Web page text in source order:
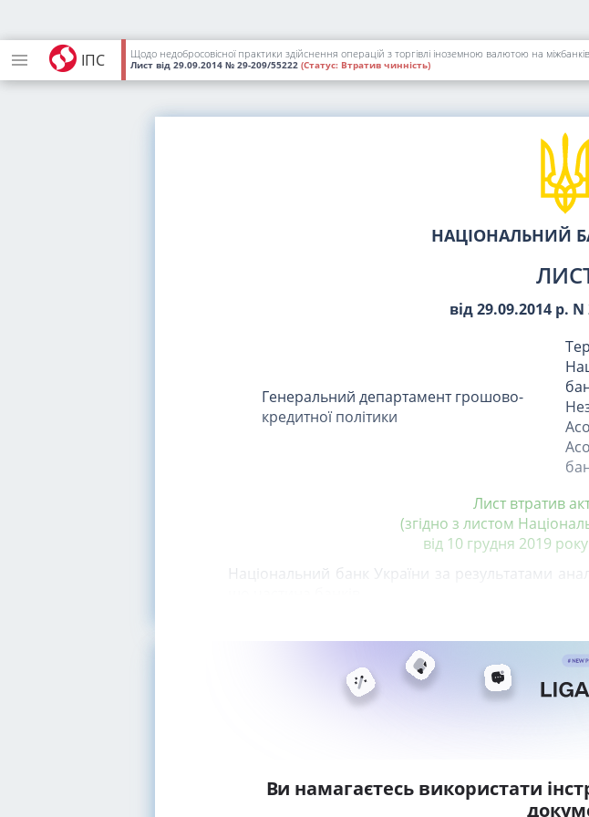
ІПС Щодо недобросовісної практики здійснення операцій з торгівлі іноземною валютою на
Лист від 29.09.2014 № 29-209/55222 (Статус: Втратив чинність)
НАЦІОНАЛЬНИЙ
від 29.09.2014 р.
Генеральний департамент грошово-
кредитної політики
Лист втратив
(згідно з листом
від 10 грудня 2019
Національний банк України за результатами
Ви намагаєтесь використати